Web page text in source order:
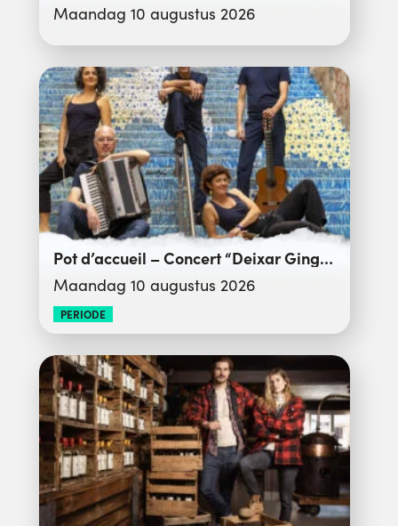
Maandag 10 augustus 2026
Pot d’accueil – Concert “Deixar Gingar”
Maandag 10 augustus 2026
PERIODE